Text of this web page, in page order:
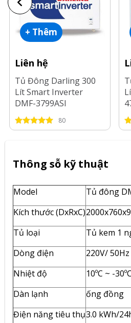
+ Thêm
Liên hệ
Tủ Đông Darling 300
Lít Smart Inverter
DMF-3799ASI
80
Thông sỗ kỹ thuật
Model
Tủ đông
Kích thước (DxRxC)
Tủ loại
Tủ kem 1
Dòng điện
220V/ 50Hz
Nhiệt độ
10ºC ~ -30ºC
Dàn lạnh
ống đồng
Điện năng tiêu thụ3.0 kWh/